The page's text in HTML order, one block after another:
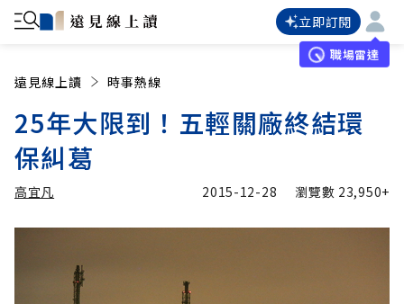
立即訂閱
職場雷達
遠見線上讀 時事熱線
25年大限到！五輕關廠終結環
保糾葛
高宜凡 2015-12-28 瀏覽數 23,950+